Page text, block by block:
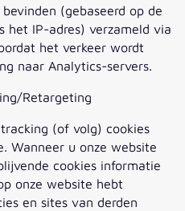
(gebaseerd op de
het IP-adres) verzameld via
het verkeer wordt
naar Analytics-servers.
Retargeting
(of volg) cookies
Wanneer u onze website
cookies informatie
onze website hebt
en sites van derden